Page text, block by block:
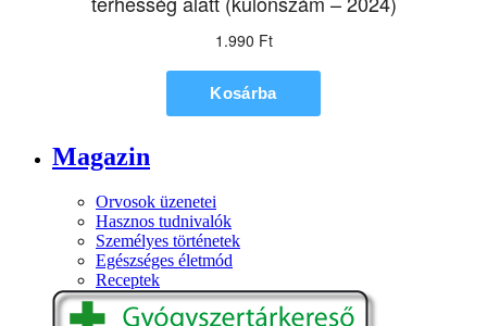
Magazin
Orvosok üzenetei
Hasznos tudnivalók
Személyes történetek
Egészséges életmód
Receptek